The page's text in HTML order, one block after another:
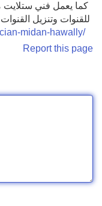
كما يعمل فني ستلايت
للقنوات وتنزيل
midan-hawally/
Report this page